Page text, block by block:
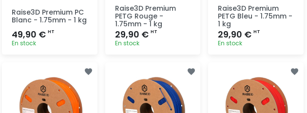
Raise3D Premium PC
Blanc - 1.75mm - 1 kg
49,90 € HT
En stock
Raise3D Premium
PETG Rouge -
1.75mm - 1 kg
29,90 € HT
En stock
Raise3D Premium
PETG Bleu - 1.75mm -
1 kg
29,90 €HT
En stock